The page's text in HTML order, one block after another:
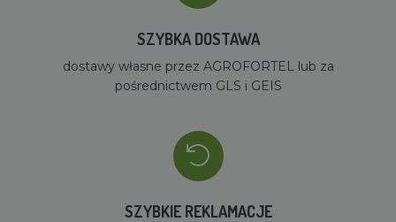
SZYBKA DOSTAWA
dostawy własne przez AGROFORTEL lub za
pośrednictwem GLS i GEIS
SZYBKIE REKLAMACJE